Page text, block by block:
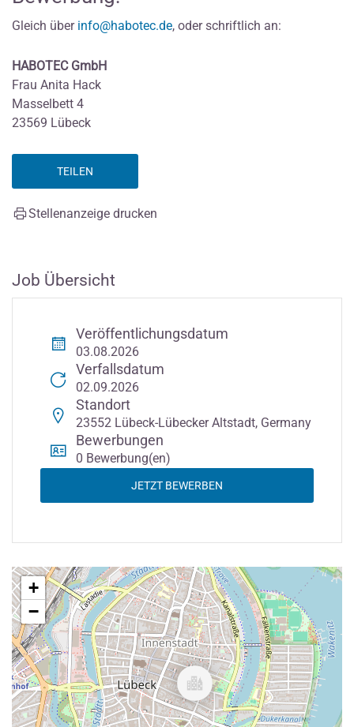
Gleich über info@habotec.de, oder schriftlich an:
HABOTEC GmbH
Frau Anita Hack
Masselbett 4
23569 Lübeck
TEILEN
Stellenanzeige drucken
Job Übersicht
Veröffentlichungsdatum
03.08.2026
Verfallsdatum
02.09.2026
Standort
23552 Lübeck-Lübecker Altstadt, Germany
Bewerbungen
0 Bewerbung(en)
JETZT BEWERBEN
+
−